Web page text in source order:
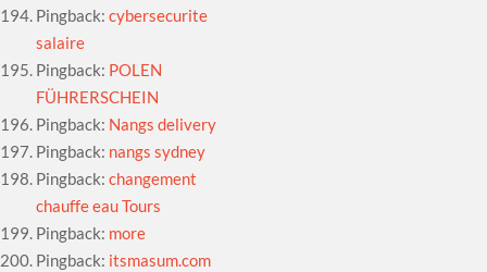
Pingback:cybersecurite
salaire
Pingback: POLEN
FÜHRERSCHEIN
Pingback: Nangs delivery
Pingback: nangs sydney
Pingback:changement
chauffe eau Tours
Pingback: more
Pingback: itsmasum.com